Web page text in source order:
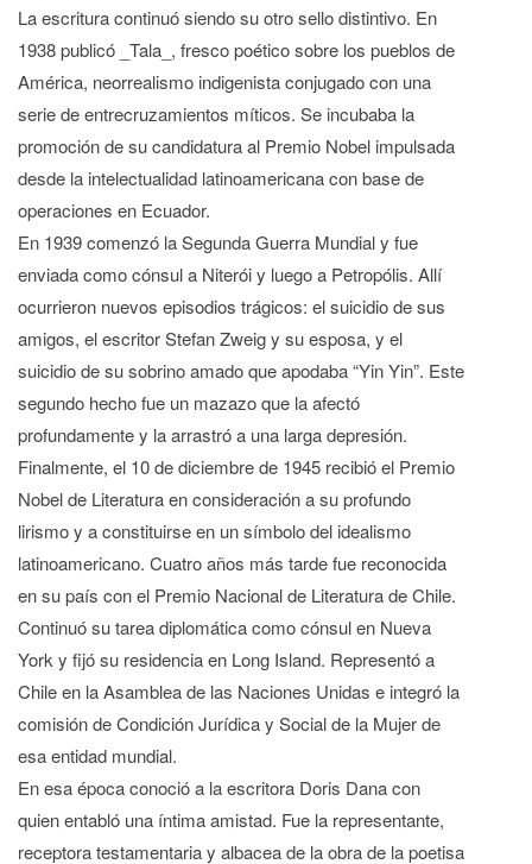
La escritura continuó siendo su otro sello distintivo. En
1938 publicó _Tala_, fresco poético sobre los pueblos de
América, neorrealismo indigenista conjugado con una
serie de entrecruzamientos míticos. Se incubaba la
promoción de su candidatura al Premio Nobel impulsada
desde la intelectualidad latinoamericana con base de
operaciones en Ecuador.
En 1939 comenzó la Segunda Guerra Mundial y fue
enviada como cónsul a Niterói y luego a Petropólis. Allí
ocurrieron nuevos episodios trágicos: el suicidio de sus
amigos, el escritor Stefan Zweig y su esposa, y el
suicidio de su sobrino amado que apodaba “Yin Yin”. Este
segundo hecho fue un mazazo que la afectó
profundamente y la arrastró a una larga depresión.
Finalmente, el 10 de diciembre de 1945 recibió el Premio
Nobel de Literatura en consideración a su profundo
lirismo y a constituirse en un símbolo del idealismo
latinoamericano. Cuatro años más tarde fue reconocida
en su país con el Premio Nacional de Literatura de Chile.
Continuó su tarea diplomática como cónsul en Nueva
York y fijó su residencia en Long Island. Representó a
Chile en la Asamblea de las Naciones Unidas e integró la
comisión de Condición Jurídica y Social de la Mujer de
esa entidad mundial.
En esa época conoció a la escritora Doris Dana con
quien entabló una íntima amistad. Fue la representante,
receptora testamentaria y albacea de la obra de la poetisa